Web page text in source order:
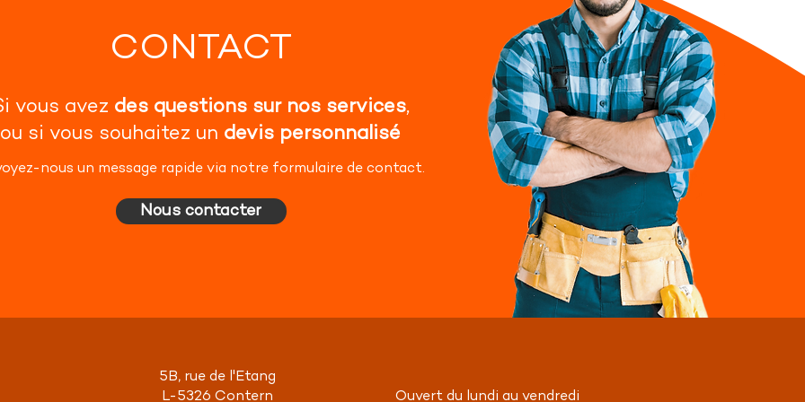
CONTACT
vous avez des questions sur nos services,
ou si vous souhaitez un devis personnalisé
nous un message rapide via notre formulaire de contact.
Nous contacter
5B, rue de l'Etang
L-5326 Contern
Ouvert du lundi au vendredi